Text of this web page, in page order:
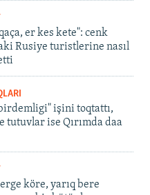
er kes kete": cenk
Rusiye turistlerine nasıl
birdemligi" işini toqtattı,
tutuvlar ise Qırımda daa
köre, yarıq bere